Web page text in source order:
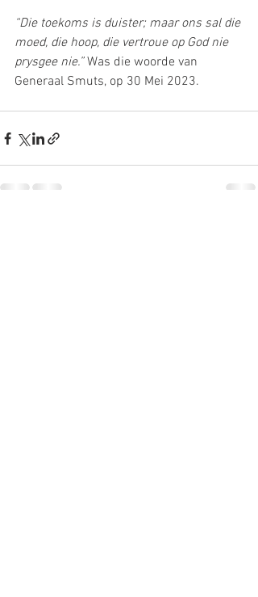
“Die toekoms is duister; maar ons sal die
moed, die hoop, die vertroue op God nie
prysgee nie.” Was die woorde van
Generaal Smuts, op 30 Mei 2023.